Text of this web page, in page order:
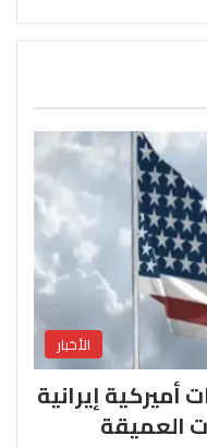
الأخبار
إيرانية
العميقة